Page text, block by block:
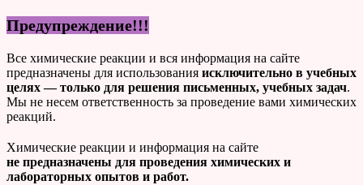
Предупреждение!!!
Все химические реакции и вся информация на сайте
предназначены для использования исключительно в учебных
целях — только для решения письменных, учебных задач.
Мы не несем ответственность за проведение вами химических
реакций.
Химические реакции и информация на сайте
не предназначены для проведения химических и
лабораторных опытов и работ.